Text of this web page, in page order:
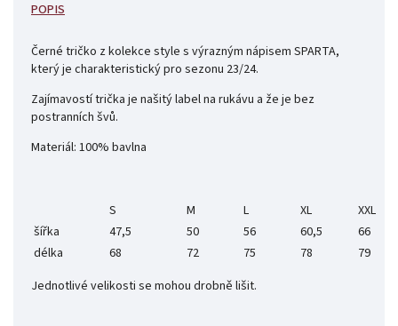
POPIS
Černé tričko z kolekce style s výrazným nápisem SPARTA,
který je charakteristický pro sezonu 23/24.
Zajímavostí trička je našitý label na rukávu a že je bez
postranních švů.
Materiál: 100% bavlna
S M L XL
XXL
šířka
47,5 50 56 60,5
66
délka
68 72 75 78
79
Jednotlivé velikosti se mohou drobně lišit.